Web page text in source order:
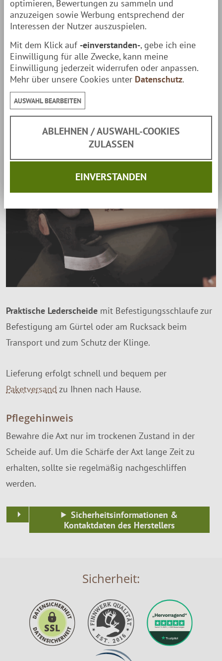
Eckdaten
Gesamtlänge: 46 cm
Gewicht: 1,83 kg
Lieferumfang
1 Klingenschutz aus Leder
1 Schleifstein
Praktische Lederscheide mit Befestigungsschlaufe zur
Befestigung am Gürtel oder am Rucksack beim
Transport und zum Schutz der Klinge.
Lieferung erfolgt schnell und bequem per
Paketversand zu Ihnen nach Hause.
Pflegehinweis
Bewahre die Axt nur im trockenen Zustand in der
Scheide auf. Um die Schärfe der Axt lange Zeit zu
erhalten, sollte sie regelmäßig nachgeschliffen
werden.
Sicherheitsinformationen &
Kontaktdaten des Herstellers
Sicherheit:
optimieren, Bewertungen zu sammeln und
anzuzeigen sowie Werbung entsprechend der
Interessen der Nutzer auszuspielen.
Mit dem Klick auf -einverstanden-, gebe ich eine
Einwilligung für alle Zwecke, kann meine
Einwilligung jederzeit widerrufen oder anpassen.
Mehr über unsere Cookies unter Datenschutz.
AUSWAHL BEARBEITEN
ABLEHNEN / AUSWAHL-COOKIES
ZULASSEN
EINVERSTANDEN